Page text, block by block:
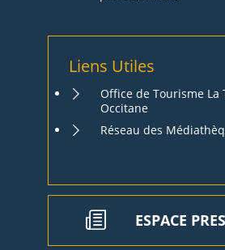
Liens Utiles
Office de Tourisme La
Occitane
Réseau des
ESPACE